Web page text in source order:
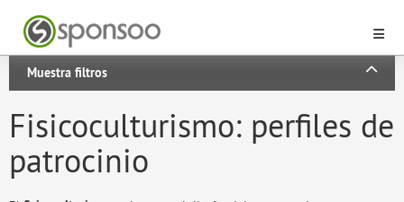
Muestra filtros
Fisicoculturismo: perfiles de
patrocinio